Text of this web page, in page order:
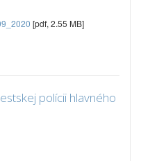
[pdf, 2.55 MB]
polícii hlavného